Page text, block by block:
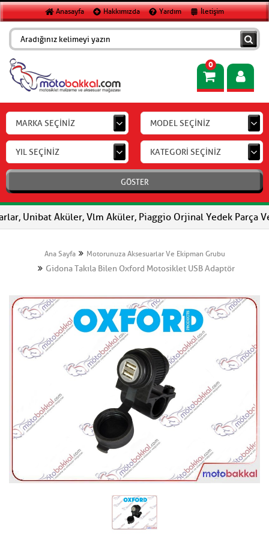
Anasayfa Hakkımızda Yardım İletişim
0
MARKA SEÇİNİZ MODEL SEÇİNİZ
YIL SEÇİNİZ KATEGORİ SEÇİNİZ
GÖSTER
Unibat Aküler, Vlm Aküler, Piaggio Orjinal Yedek Parça Ve
Ana Sayfa Motorunuza Aksesuarlar Ve Ekipman Grubu
Gidona Takıla Bilen Oxford Motosiklet USB Adaptör